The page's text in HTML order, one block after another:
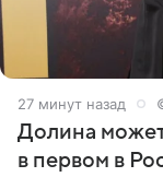
28 минут назад
Долина может
в первом в